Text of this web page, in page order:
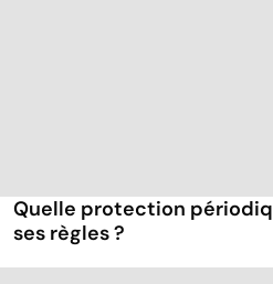
Quelle protection
ses règles ?